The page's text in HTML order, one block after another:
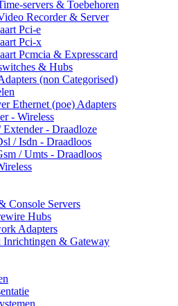
servers & Toebehoren
Recorder & Server
Pci-e
Pci-x
Pcmcia & Expresscard
& Hubs
(non Categorised)
Ethernet (poe) Adapters
- Wireless
Extender - Draadloze
/ Isdn - Draadloos
/ Umts - Draadloos
Console Servers
Hubs
Adapters
Inrichtingen & Gateway